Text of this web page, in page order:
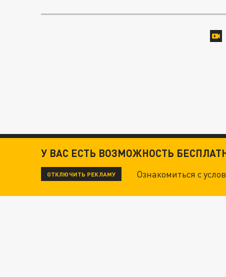
У ВАС ЕСТЬ ВОЗМОЖНОСТЬ
ОТКЛЮЧИТЬ РЕКЛАМУ Ознакомиться с